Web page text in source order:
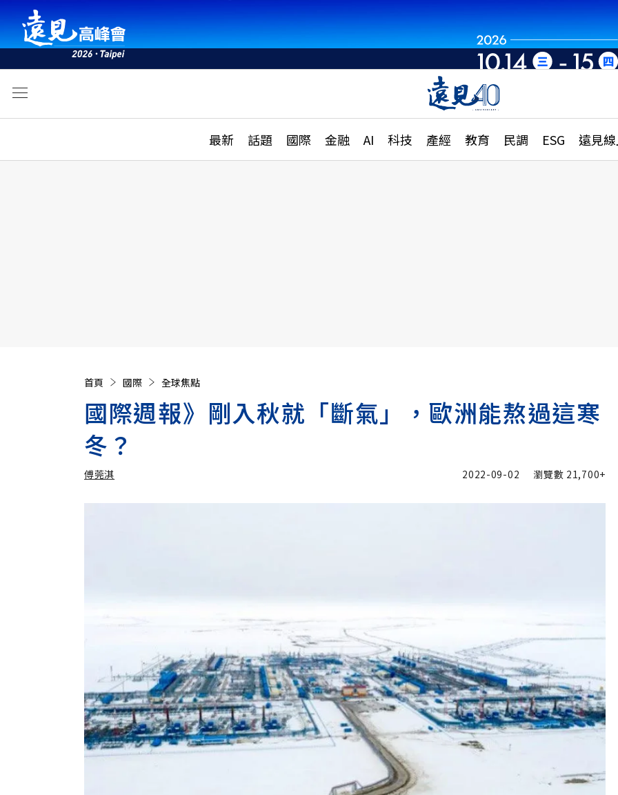
最新 話題 國際 金融 AI 科技 產經 教育 民調 ESG 遠見
活動
話題
國際
特輯
大學升學、職涯攻略
縣市施政調查全解析
首頁 國際 全球焦點
國際週報》剛入秋就「斷氣」，歐洲能熬過這寒
冬？
傅莞淇 2022-09-02 瀏覽數 21,700+